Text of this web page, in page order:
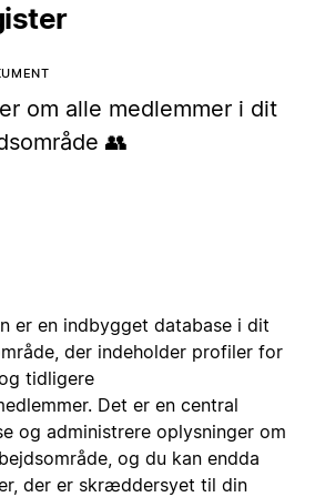
om alle medlemmer i dit
👥
er en indbygget database i dit
der indeholder profiler for
tidligere
Det er en central
og administrere oplysninger om
og du kan endda
der er skræddersyet til din